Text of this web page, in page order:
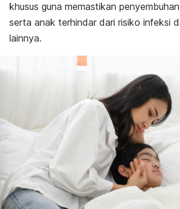
khusus guna memastikan
serta anak terhindar dari risiko infeksi
lainnya.